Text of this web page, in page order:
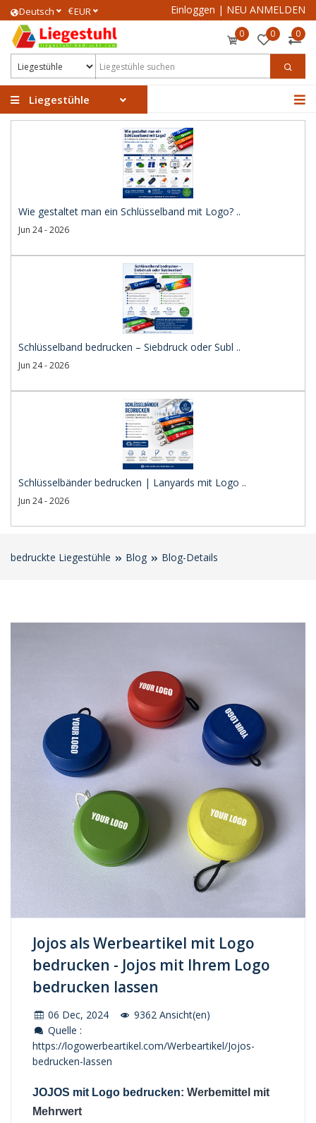
Deutsch €EUR Einloggen | NEU ANMELDEN
0 0 0
Liegestühle
Wie gestaltet man ein Schlüsselband mit Logo? ..
Jun 24 - 2026
Schlüsselband bedrucken – Siebdruck oder Subl ..
Jun 24 - 2026
Schlüsselbänder bedrucken | Lanyards mit Logo ..
Jun 24 - 2026
bedruckte Liegestühle Blog Blog-Details
Jojos als Werbeartikel mit Logo
bedrucken - Jojos mit Ihrem Logo
bedrucken lassen
06 Dec, 2024
9362 Ansicht(en)
Quelle :
https://logowerbeartikel.com/Werbeartikel/Jojos-
bedrucken-lassen
JOJOS mit Logo bedrucken: Werbemittel mit
Mehrwert